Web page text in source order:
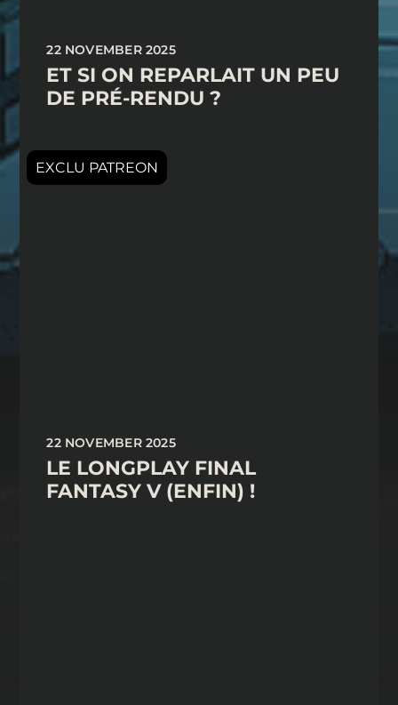
22 NOVEMBER 2025
ET SI ON REPARLAIT UN PEU
DE PRÉ-RENDU ?
22 NOVEMBER 2025
LE LONGPLAY FINAL
FANTASY V (ENFIN) !